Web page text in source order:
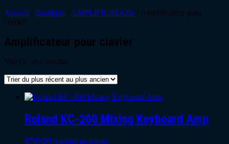
Accueil / Boutique / AMPLIFICATION / Amplificateur pour
clavier
Amplificateur pour clavier
Voici le seul résultat
Roland KC-200 Mixing Keyboard Amp
$799.99 Ajouter au panier